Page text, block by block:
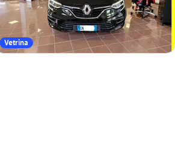
Vetrina